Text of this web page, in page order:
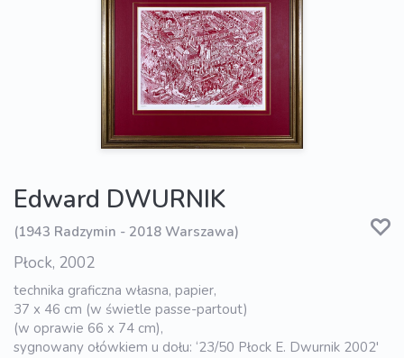
Edward DWURNIK
(1943 Radzymin - 2018 Warszawa)
Płock, 2002
technika graficzna własna, papier,
37 x 46 cm (w świetle passe-partout)
(w oprawie 66 x 74 cm),
sygnowany ołówkiem u dołu: ‘23/50 Płock E. Dwurnik 2002'